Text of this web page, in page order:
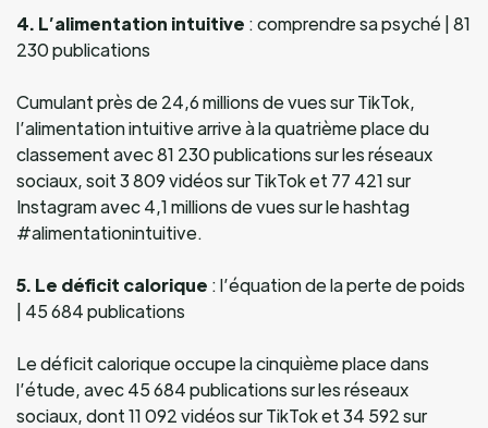
4. L’alimentation intuitive : comprendre sa psyché | 81
230 publications
Cumulant près de 24,6 millions de vues sur TikTok,
l’alimentation intuitive arrive à la quatrième place du
classement avec 81 230 publications sur les réseaux
sociaux, soit 3 809 vidéos sur TikTok et 77 421 sur
Instagram avec 4,1 millions de vues sur le hashtag
#alimentationintuitive.
5. Le déficit calorique : l’équation de la perte de poids
| 45 684 publications
Le déficit calorique occupe la cinquième place dans
l’étude, avec 45 684 publications sur les réseaux
sociaux, dont 11 092 vidéos sur TikTok et 34 592 sur